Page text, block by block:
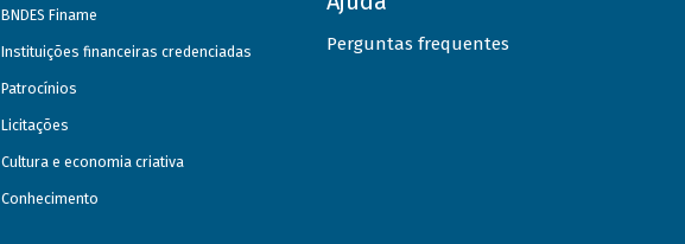
BNDES Finame
Instituições financeiras credenciadas
Patrocínios
Licitações
Cultura e economia criativa
Conhecimento
Perguntas frequentes